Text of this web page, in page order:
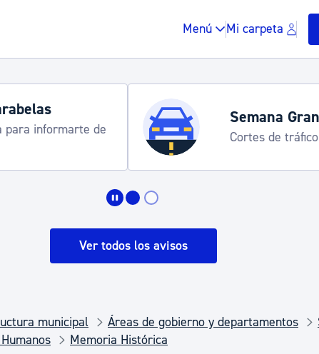
Menú Mi carpeta
Espacio público,
Euskera
para informarte de
Semana
Cortes de
Ver todos los avisos
municipal Áreas de gobierno y departamentos
Memoria Histórica